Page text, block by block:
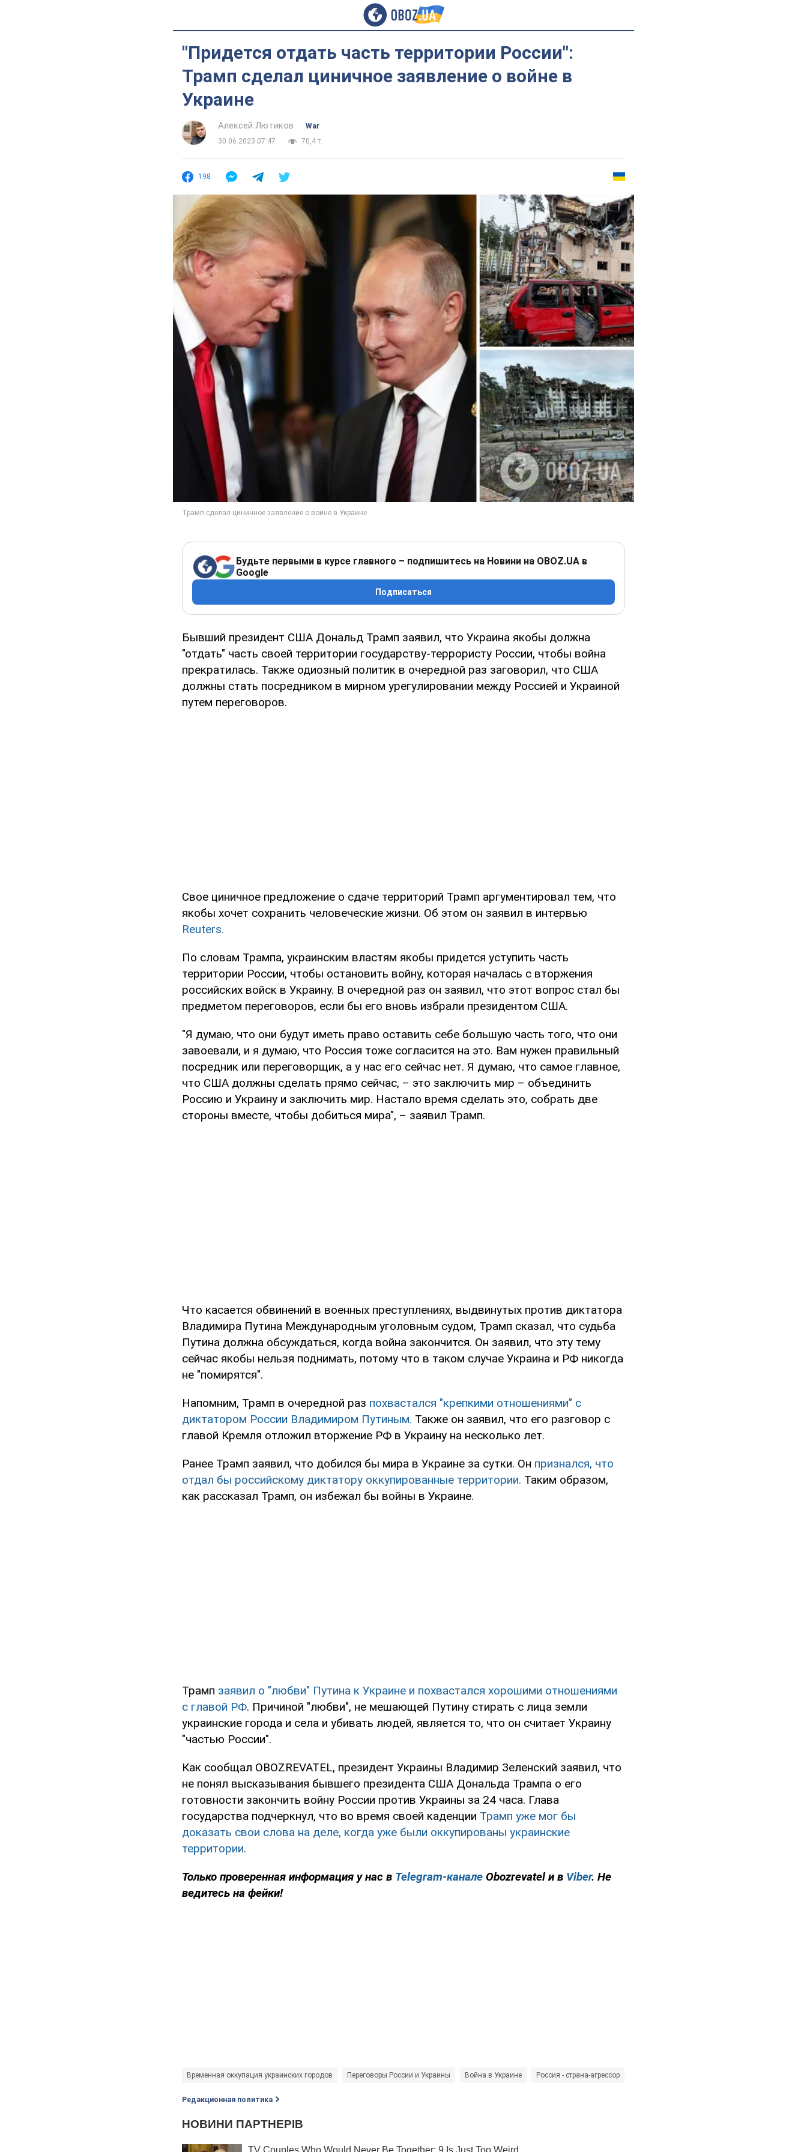
"Придется отдать часть территории России":
Трамп сделал циничное заявление о войне в
Украине
Алексей Лютиков
War
30.06.2023 07:47
70,4 т.
198
Будьте первыми в курсе главного – подпишитесь на Новини на OBOZ.UA в
Google
Подписаться
Бывший президент США Дональд Трамп заявил, что Украина якобы должна
"отдать" часть своей территории государству-террористу России, чтобы война
прекратилась. Также одиозный политик в очередной раз заговорил, что США
должны стать посредником в мирном урегулировании между Россией и Украиной
путем переговоров.
Свое циничное предложение о сдаче территорий Трамп аргументировал тем, что
якобы хочет сохранить человеческие жизни. Об этом он заявил в интервью
Reuters.
По словам Трампа, украинским властям якобы придется уступить часть
территории России, чтобы остановить войну, которая началась с вторжения
российских войск в Украину. В очередной раз он заявил, что этот вопрос стал бы
предметом переговоров, если бы его вновь избрали президентом США.
"Я думаю, что они будут иметь право оставить себе большую часть того, что они
завоевали, и я думаю, что Россия тоже согласится на это. Вам нужен правильный
посредник или переговорщик, а у нас его сейчас нет. Я думаю, что самое главное,
что США должны сделать прямо сейчас, – это заключить мир – объединить
Россию и Украину и заключить мир. Настало время сделать это, собрать две
стороны вместе, чтобы добиться мира", – заявил Трамп.
Что касается обвинений в военных преступлениях, выдвинутых против диктатора
Владимира Путина Международным уголовным судом, Трамп сказал, что судьба
Путина должна обсуждаться, когда война закончится. Он заявил, что эту тему
сейчас якобы нельзя поднимать, потому что в таком случае Украина и РФ никогда
не "помирятся".
Напомним, Трамп в очередной раз похвастался "крепкими отношениями" с
диктатором России Владимиром Путиным. Также он заявил, что его разговор с
главой Кремля отложил вторжение РФ в Украину на несколько лет.
Ранее Трамп заявил, что добился бы мира в Украине за сутки. Он признался, что
отдал бы российскому диктатору оккупированные территории. Таким образом,
как рассказал Трамп, он избежал бы войны в Украине.
Трамп заявил о "любви" Путина к Украине и похвастался хорошими отношениями
с главой РФ. Причиной "любви", не мешающей Путину стирать с лица земли
украинские города и села и убивать людей, является то, что он считает Украину
"частью России".
Как сообщал OBOZREVATEL, президент Украины Владимир Зеленский заявил, что
не понял высказывания бывшего президента США Дональда Трампа о его
готовности закончить войну России против Украины за 24 часа. Глава
государства подчеркнул, что во время своей каденции Трамп уже мог бы
доказать свои слова на деле, когда уже были оккупированы украинские
территории.
Только проверенная информация у нас в Telegram-канале Obozrevatel и в Viber. Не
ведитесь на фейки!
Временная оккупация украинских городов Переговоры России и Украины Война в Украине Россия - страна-агрессор
Редакционная политика